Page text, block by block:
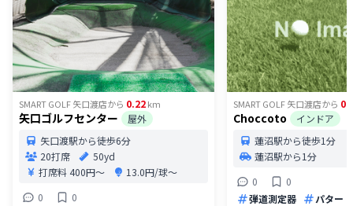
SMART GOLF 矢口渡店から 0.22km
矢口ゴルフセンター
屋外
矢口渡駅から徒歩6分
20打席
50yd
打席料400円〜
13.0円/球〜
0
0
SMART GOLF 矢口渡店から
Choccoto
インドア
蓮沼駅から徒歩1分
蓮沼駅から1分
0
0
弾道測定器
パター